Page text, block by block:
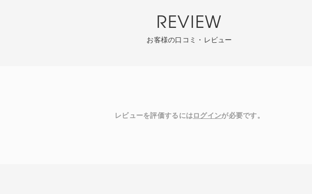
REVIEW
お客様の口コミ・レビュー
レビューを評価するにはログインが必要です。